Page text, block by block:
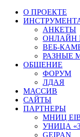
О ПРОЕКТЕ
АНКЕТЫ
ОНЛАЙН
ВЕБ-
РАЗНЫЕ
ОБЩЕНИЕ
ФОРУМ
ЛДАЯ
МАССИВ
САЙТЫ
ПАРТНЕРЫ
МНИЦ
УНИЦА
GEIPAN